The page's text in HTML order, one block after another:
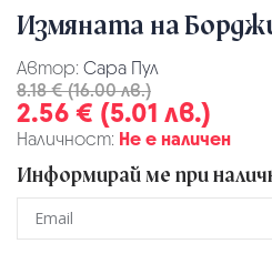
Измяната на
Автор: Сара Пул
8.18 € (16.00 лв.)
2.56 € (5.01 лв.)
Наличност: Не е наличен
Информирай ме при